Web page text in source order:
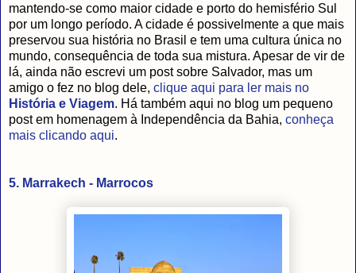
mantendo-se como maior cidade e porto do hemisfério Sul
por um longo período. A cidade é possivelmente a que mais
preservou sua história no Brasil e tem uma cultura única no
mundo, consequência de toda sua mistura. Apesar de vir de
lá, ainda não escrevi um post sobre Salvador, mas um
amigo o fez no blog dele, clique aqui para ler mais no
História e Viagem. Há também aqui no blog um pequeno
post em homenagem à Independência da Bahia, conheça
mais clicando aqui.
5. Marrakech - Marrocos